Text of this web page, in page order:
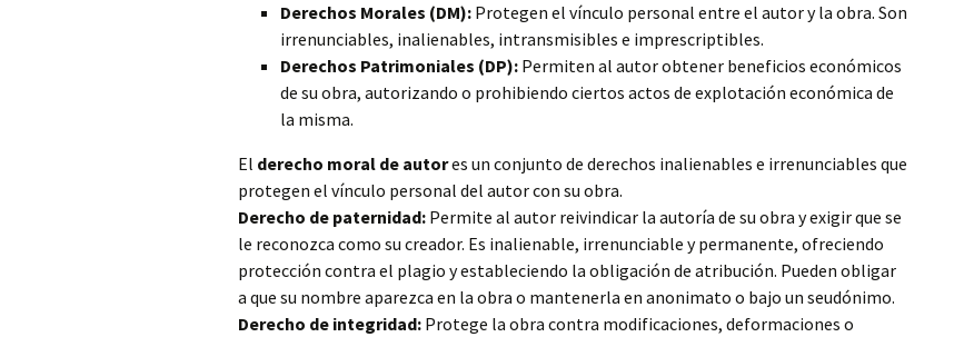
Derechos Morales (DM): Protegen el vínculo personal entre el autor y la obra. Son
irrenunciables, inalienables, intransmisibles e imprescriptibles.
Derechos Patrimoniales (DP): Permiten al autor obtener beneficios económicos
de su obra, autorizando o prohibiendo ciertos actos de explotación económica de
la misma.
El derecho moral de autores un conjunto de derechos inalienables e irrenunciables que
protegen el vínculo personal del autor con su obra.
Derecho de paternidad:Permite al autor reivindicar la autoría de su obra y exigir que se
le reconozca como su creador. Es inalienable, irrenunciable y permanente, ofreciendo
protección contra el plagio y estableciendo la obligación de atribución. Pueden obligar
a que su nombre aparezca en la obra o mantenerla en anonimato o bajo un seudónimo.
Derecho de integridad:Protege la obra contra modificaciones, deformaciones o